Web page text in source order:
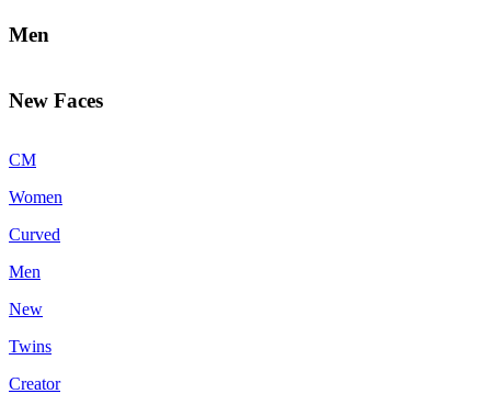
Men
New Faces
CM
Women
Curved
Men
New
Twins
Creator